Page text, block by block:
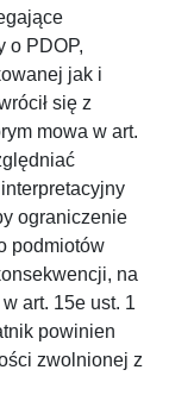
o PDOP,
jak i
się z
mowa w art.
ograniczenie
podmiotów
na
art. 15e ust. 1
powinien
zwolnionej z